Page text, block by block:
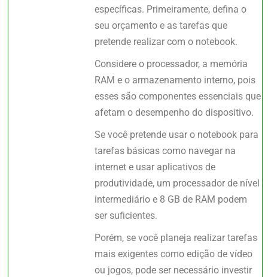
específicas. Primeiramente, defina o
seu orçamento e as tarefas que
pretende realizar com o notebook.
Considere o processador, a memória
RAM e o armazenamento interno, pois
esses são componentes essenciais que
afetam o desempenho do dispositivo.
Se você pretende usar o notebook para
tarefas básicas como navegar na
internet e usar aplicativos de
produtividade, um processador de nível
intermediário e 8 GB de RAM podem
ser suficientes.
Porém, se você planeja realizar tarefas
mais exigentes como edição de vídeo
ou jogos, pode ser necessário investir